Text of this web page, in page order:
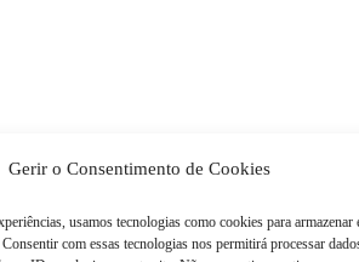
Gerir o Consentimento de Cookies
usamos tecnologias como cookies para armazenar
com essas tecnologias nos permitirá processar